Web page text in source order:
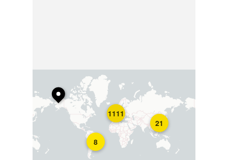
8
21
1111